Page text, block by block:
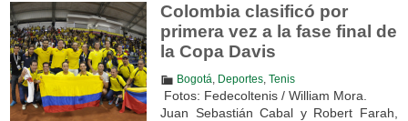
Colombia clasificó por
primera vez a la fase final de
la Copa Davis
Bogotá Deportes, Tenis
Fotos: Fedecoltenis / William Mora.
Juan Sebastián Cabal y Robert Farah,